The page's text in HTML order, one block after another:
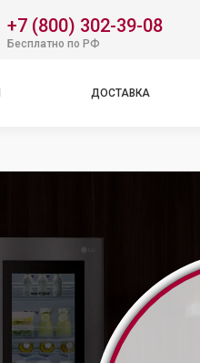
+7 (800) 302-39-08
Бесплатно по РФ
ДОСТАВКА